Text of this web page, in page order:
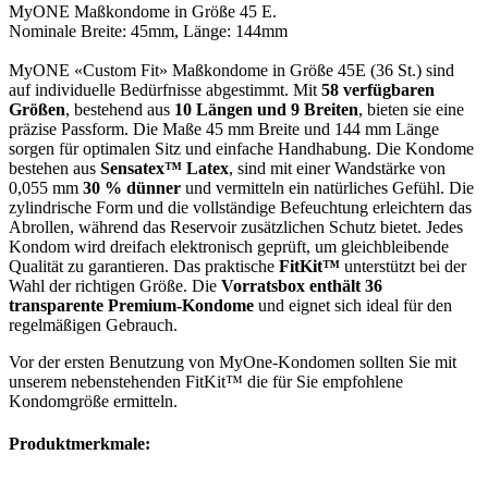
MyONE Maßkondome in Größe 45 E.
Nominale Breite: 45mm, Länge: 144mm
MyONE «Custom Fit» Maßkondome in Größe 45E (36 St.) sind
auf individuelle Bedürfnisse abgestimmt. Mit 58 verfügbaren
Größen, bestehend aus 10 Längen und 9 Breiten, bieten sie eine
präzise Passform. Die Maße 45 mm Breite und 144 mm Länge
sorgen für optimalen Sitz und einfache Handhabung. Die Kondome
bestehen aus Sensatex™ Latex, sind mit einer Wandstärke von
0,055 mm 30 % dünner und vermitteln ein natürliches Gefühl. Die
zylindrische Form und die vollständige Befeuchtung erleichtern das
Abrollen, während das Reservoir zusätzlichen Schutz bietet. Jedes
Kondom wird dreifach elektronisch geprüft, um gleichbleibende
Qualität zu garantieren. Das praktische FitKit™ unterstützt bei der
Wahl der richtigen Größe. Die Vorratsbox enthält 36
transparente Premium-Kondome und eignet sich ideal für den
regelmäßigen Gebrauch.
Vor der ersten Benutzung von MyOne-Kondomen sollten Sie mit
unserem nebenstehenden FitKit™ die für Sie empfohlene
Kondomgröße ermitteln.
Produktmerkmale: